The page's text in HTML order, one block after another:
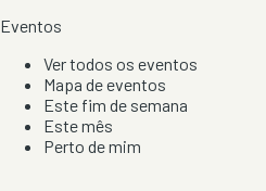
Eventos
Ver todos os eventos
Mapa de eventos
Este fim de semana
Este mês
Perto de mim